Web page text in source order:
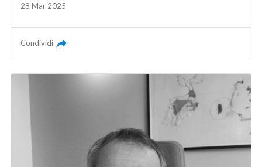
28 Mar 2025
Condividi